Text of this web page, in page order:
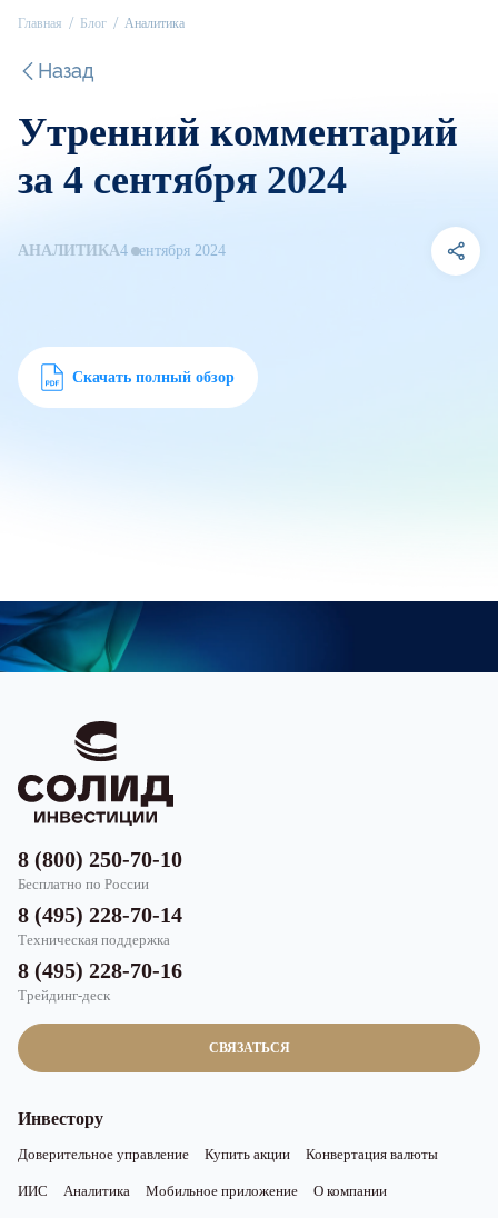
Главная Блог Аналитика
Назад
Утренний комментарий
за 4 сентября 2024
АНАЛИТИКА4 сентября 2024
Скачать полный обзор
СВЯЗАТЬСЯ
8 (800) 250-70-10
Бесплатно по России
8 (495) 228-70-14
Техническая поддержка
8 (495) 228-70-16
Трейдинг-деск
Инвестору
Доверительное управление Купить акции Конвертация валюты
ИИС Аналитика Мобильное приложение О компании